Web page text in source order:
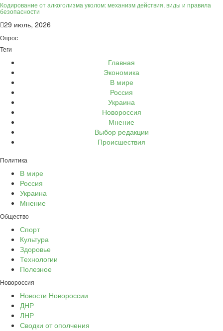
Кодирование от алкоголизма уколом: механизм действия, виды и правила
безопасности
29 июль, 2026
Опрос
Теги
Главная
Экономика
В мире
Россия
Украина
Новороссия
Мнение
Выбор редакции
Происшествия
Политика
В мире
Россия
Украина
Мнение
Общество
Спорт
Культура
Здоровье
Технологии
Полезное
Новороссия
Новости Новороссии
ДНР
ЛНР
Сводки от ополчения